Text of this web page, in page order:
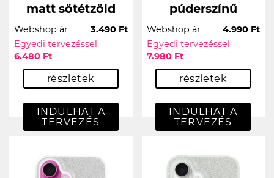
matt sötétzöld
Webshop ár
3.490 Ft
Egyedi tervezéssel
6.480 Ft
részletek
INDULHAT A
TERVEZÉS
púderszínű
Webshop ár
4.990 Ft
Egyedi tervezéssel
7.980 Ft
részletek
INDULHAT A
TERVEZÉS